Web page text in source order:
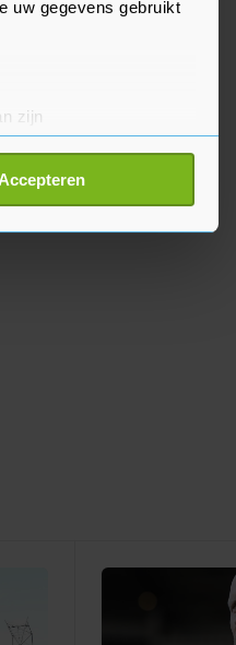
uw gegevens gebruikt
zijn